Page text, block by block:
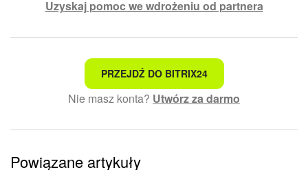
Uzyskaj pomoc we wdrożeniu od partnera
To nie jest to, czego szukam
Skomplikowany i niezrozumiały tekst
Informacje są nieaktualne
Artykuł jest za krótki. Potrzebuję więcej informacji
PRZEJDŹ DO BITRIX24
Nie masz konta? Utwórz za darmo
Powiązane artykuły